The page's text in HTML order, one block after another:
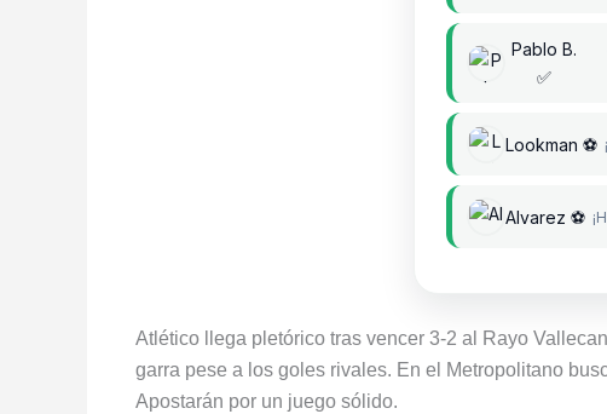
Pablo B.
✅
Lookman ⚽
Alvarez ⚽
Atlético llega pletórico tras vencer 3-2 al Rayo
garra pese a los goles rivales. En el Metropolitano
Apostarán por un juego sólido.